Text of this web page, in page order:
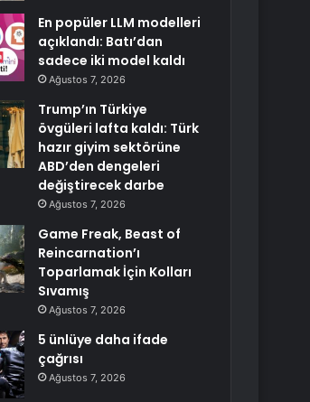
En popüler LLM modelleri
açıklandı: Batı’dan
sadece iki model kaldı
Ağustos 7, 2026
Trump’ın Türkiye
övgüleri lafta kaldı: Türk
hazır giyim sektörüne
ABD’den dengeleri
değiştirecek darbe
Ağustos 7, 2026
Game Freak, Beast of
Reincarnation’ı
Toparlamak İçin Kolları
Sıvamış
Ağustos 7, 2026
5 ünlüye daha ifade
çağrısı
Ağustos 7, 2026